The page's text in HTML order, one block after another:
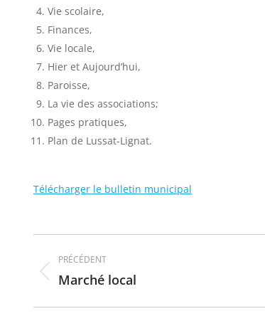
Vie scolaire,
Finances,
Vie locale,
Hier et Aujourd’hui,
Paroisse,
La vie des associations;
Pages pratiques,
Plan de Lussat-Lignat.
Télécharger le bulletin municipal
Navigation
article
PRÉCÉDENT
Article
Marché local